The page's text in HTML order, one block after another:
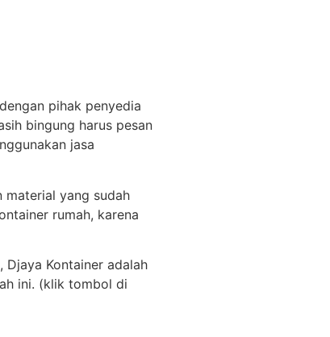
pihak penyedia
bingung harus pesan
jasa
material yang sudah
rumah, karena
Kontainer adalah
ini. (klik tombol di